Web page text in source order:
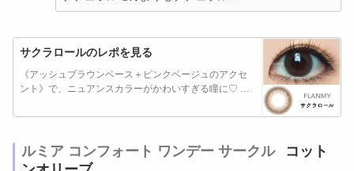
サクラロールのレポを見る
《アッシュブラウンベース＋ピンクベージュのアクセ
ント》で、ニュアンスカラーがかわいすぎる瞳に♡ …
ルミア コンフォート ワンデー サークル
コット